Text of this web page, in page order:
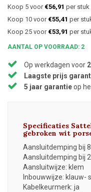
Koop 5 voor €56,91 per stuk
Koop 10 voor €55,41 per
Koop 25 voor €53,91 per
AANTAL OP VOORRAAD: 2
Op werkdagen voor
Laagste prijs
5 jaar garantieop
Specificaties
gebroken wit
Aansluitdemping bij
Aansluitdemping bij
Aansluitwijze: klem
Inbouwwijze: klauw-
Kabelkeurmerk: ja